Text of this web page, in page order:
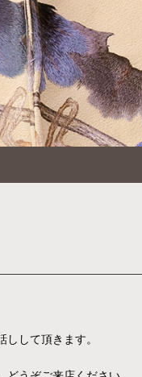
して頂きます。